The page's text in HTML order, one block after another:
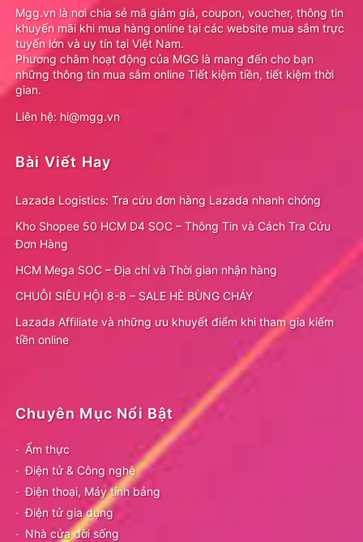
Mgg.vn là nơi chia sẻ mã giảm giá, coupon, voucher, thông tin
khuyến mãi khi mua hàng online tại các website mua sắm trực
tuyến lớn và uy tín tại Việt Nam.
Phương châm hoạt động của MGG là mang đến cho bạn
những thông tin mua sắm online Tiết kiệm tiền, tiết kiệm thời
gian.
Liên hệ: hi@mgg.vn
Bài Viết Hay
Lazada Logistics: Tra cứu đơn hàng Lazada nhanh chóng
Kho Shopee 50 HCM D4 SOC – Thông Tin và Cách Tra Cứu
Đơn Hàng
HCM Mega SOC – Địa chỉ và Thời gian nhận hàng
CHUỖI SIÊU HỘI 8-8 – SALE HÈ BÙNG CHÁY
Lazada Affiliate và những ưu khuyết điểm khi tham gia kiếm
tiền online
Chuyên Mục Nổi Bật
Ẩm thực
Điện tử & Công nghệ
Điện thoại, Máy tính bảng
Điện tử gia dụng
Nhà cửa đời sống